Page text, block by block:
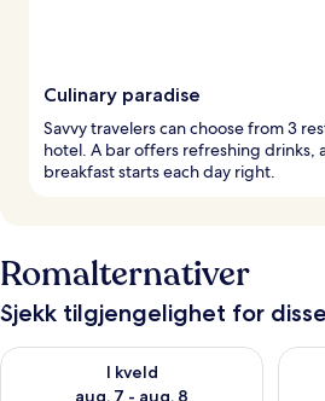
Culinary paradise
Savvy travelers can choose from 3
hotel. A bar offers refreshing drinks,
breakfast starts each day right.
Romalternativer
Sjekk tilgjengelighet for
I kveld
aug. 7 - aug. 8
Sjekk tilgjengelighet for i kveld, aug.